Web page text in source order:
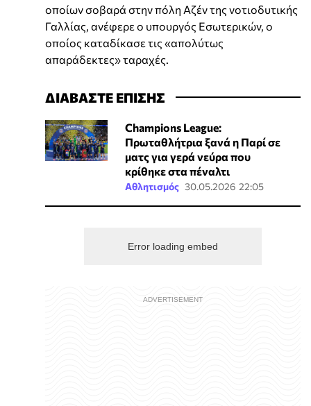
οποίων σοβαρά στην πόλη Αζέν της νοτιοδυτικής
Γαλλίας, ανέφερε ο υπουργός Εσωτερικών, ο
οποίος καταδίκασε τις «απολύτως
απαράδεκτες» ταραχές.
ΔΙΑΒΑΣΤΕ ΕΠΙΣΗΣ
Champions League:
Πρωταθλήτρια ξανά η Παρί σε
ματς για γερά νεύρα που
κρίθηκε στα πέναλτι
Αθλητισμός 30.05.2026 22:05
Error loading embed